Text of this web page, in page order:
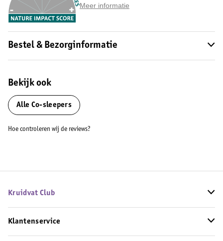
Meer informatie
Bestel & Bezorginformatie
Bekijk ook
Alle Co-sleepers
Hoe controleren wij de reviews?
Kruidvat Club
Klantenservice